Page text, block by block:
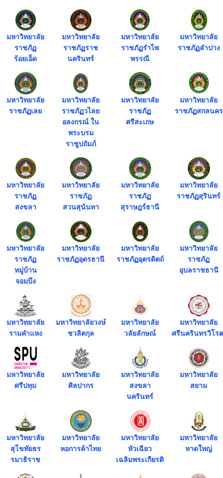
มหาวิทยาลัย
ราชภัฏ
ร้อยเอ็ด
มหาวิทยาลัย
ราชภัฏราช
นครินทร์
มหาวิทยาลัย
ราชภัฏรำไพ
พรรณี
มหาวิทยาลัย
ราชภัฏลำปาง
มหาวิทยาลัย
ราชภัฏเลย
มหาวิทยาลัย
ราชภัฏวไลย
อลงกรณ์ ใน
พระบรม
ราชูปถัมภ์
มหาวิทยาลัย
ราชภัฏ
ศรีสะเกษ
มหาวิทยาลัย
ราชภัฏสกลนคร
มหาวิทยาลัย
ราชภัฏ
สงขลา
มหาวิทยาลัย
ราชภัฏ
สวนสุนันทา
มหาวิทยาลัย
ราชภัฏ
สุราษฎร์ธานี
มหาวิทยาลัย
ราชภัฏสุรินทร์
มหาวิทยาลัย
ราชภัฏ
หมู่บ้าน
จอมบึง
มหาวิทยาลัย
ราชภัฏอุดรธานี
มหาวิทยาลัย
ราชภัฏอุตรดิตถ์
มหาวิทยาลัย
ราชภัฏ
อุบลราชธานี
มหาวิทยาลัย
รามคำแหง
มหาวิทยาลัยวงษ์
ชวลิตกุล
มหาวิทยาลัย
วลัยลักษณ์
มหาวิทยาลัย
ศรีนครินทรวิโร
มหาวิทยาลัย
ศรีปทุม
มหาวิทยาลัย
ศิลปากร
มหาวิทยาลัย
สงขลา
นครินทร์
มหาวิทยาลัย
สยาม
มหาวิทยาลัย
สุโขทัยธร
รมาธิราช
มหาวิทยาลัย
หอการค้าไทย
มหาวิทยาลัย
หัวเฉียว
เฉลิมพระเกียรติ
มหาวิทยาลัย
หาดใหญ่